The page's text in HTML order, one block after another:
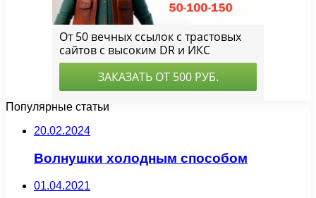
Популярные статьи
20.02.2024
Волнушки холодным способом
01.04.2021